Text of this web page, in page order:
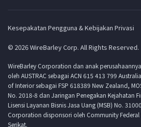
Kesepakatan Pengguna & Kebijakan Privasi
© 2026 WireBarley Corp. All Rights Reserved.
WireBarley Corporation dan anak
oleh AUSTRAC sebagai ACN 615 413 799
of Interior sebagai FSP 618389 New Zealand,
No. 2018-8 dan Jaringan Penegakan Kejahatan
Lisensi Layanan Bisnis Jasa Uang (MSB) No.
Corporation disponsori oleh Community Federal
Serikat.